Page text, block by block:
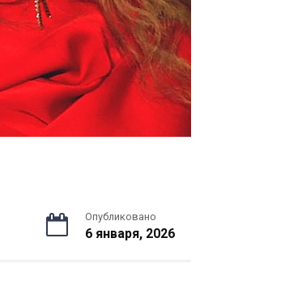
Опубликовано
6 января, 2026